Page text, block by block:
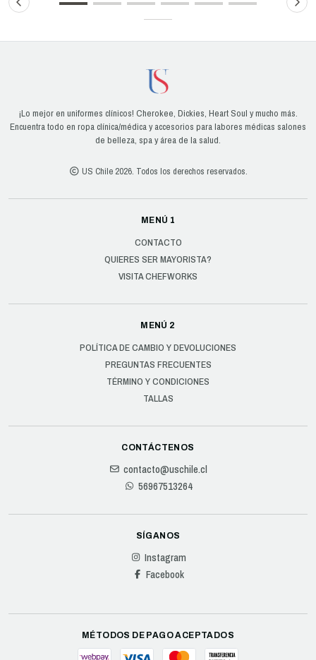
¡Lo mejor en uniformes clínicos! Cherokee, Dickies, Heart Soul y mucho más.
Encuentra todo en ropa clínica/médica y accesorios para labores médicas salones
de belleza, spa y área de la salud.
US Chile 2026. Todos los derechos reservados.
MENÚ 1
CONTACTO
QUIERES SER MAYORISTA?
VISITA CHEFWORKS
MENÚ 2
POLÍTICA DE CAMBIO Y DEVOLUCIONES
PREGUNTAS FRECUENTES
TÉRMINO Y CONDICIONES
TALLAS
CONTÁCTENOS
contacto@uschile.cl
56967513264
SÍGANOS
Instagram
Facebook
MÉTODOS DE PAGO ACEPTADOS